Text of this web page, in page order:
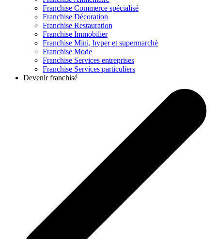
Franchise Commerce spécialisé
Franchise Décoration
Franchise Restauration
Franchise Immobilier
Franchise Mini, hyper et supermarché
Franchise Mode
Franchise Services entreprises
Franchise Services particuliers
Devenir franchisé